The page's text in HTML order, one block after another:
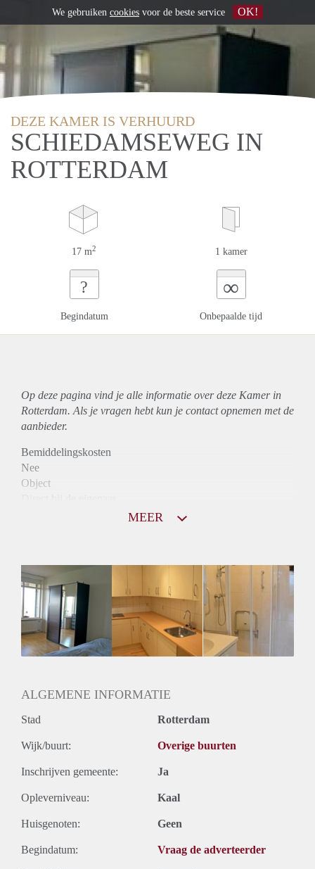
DEZE KAMER IS VERHUURD
SCHIEDAMSEWEG IN
ROTTERDAM
17 m2 1 kamer
?
Begindatum
∞
Onbepaalde tijd
Op deze pagina vind je alle informatie over deze Kamer in
Rotterdam. Als je vragen hebt kun je contact opnemen met de
aanbieder.
Bemiddelingskosten
Nee
Object
Huurtoeslag
Niet mogelijk
Inkomen eis
N.V.T.
Huurtermijn
Onbepaalde termijn
MEER
ALGEMENE INFORMATIE
Stad Rotterdam
Wijk/buurt: Overige buurten
Inschrijven gemeente: Ja
Opleverniveau: Kaal
Huisgenoten: Geen
Begindatum: Vraag de adverteerder
We gebruiken cookies voor de beste service OK!